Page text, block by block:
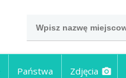
Państwa Zdjęcia